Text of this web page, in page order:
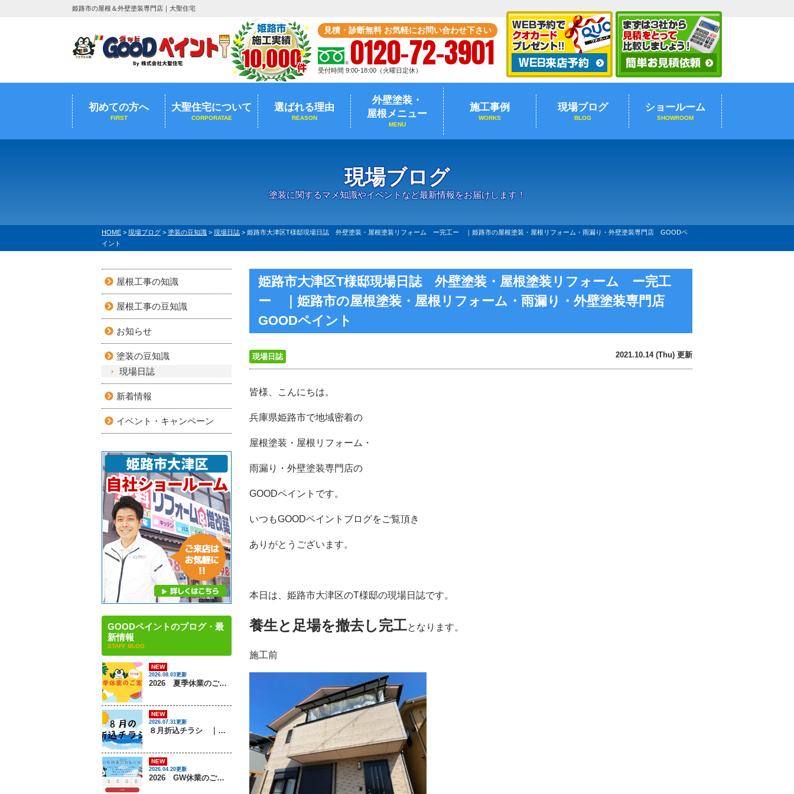
姫路市の屋根＆外壁塗装専門店｜大聖住宅
見積・診断無料 お気軽にお問い合わせ下さい
0120-72-3901
受付時間 9:00-18:00（火曜日定休）
初めての方へ
FIRST
大聖住宅について
CORPORATAE
選ばれる理由
REASON
外壁塗装・
屋根メニュー
MENU
施工事例
WORKS
現場ブログ
BLOG
ショールーム
SHOWROOM
現場ブログ
塗装に関するマメ知識やイベントなど最新情報をお届けします！
HOME > 現場ブログ > 塗装の豆知識 > 現場日誌 > 姫路市大津区T様邸現場日誌 外壁塗装・屋根塗装リフォーム ー完工ー ｜姫路市の屋根塗装・屋根リフォーム・雨漏り・外壁塗装専門店 GOODペ
イント
姫路市大津区T様邸現場日誌 外壁塗装・屋根塗装リフォーム ー完工
ー ｜姫路市の屋根塗装・屋根リフォーム・雨漏り・外壁塗装専門店
GOODペイント
現場日誌 2021.10.14 (Thu) 更新
皆様、こんにちは。
兵庫県姫路市で地域密着の
屋根塗装・屋根リフォーム・
雨漏り・外壁塗装専門店の
GOODペイントです。
いつもGOODペイントブログをご覧頂き
ありがとうございます。
本日は、姫路市大津区のT様邸の現場日誌です。
養生と足場を撤去し完工となります。
施工前
屋根工事の知識
屋根工事の豆知識
お知らせ
塗装の豆知識
現場日誌
新着情報
イベント・キャンペーン
GOODペイントのブログ・最
新情報
STAFF BLOG
NEW
2026.08.03更新
2026 夏季休業のご案内 ｜姫路市・太子町の屋根塗装・屋根リフォーム・雨漏り・外壁塗装専門店 GOODペイント
NEW
2026.07.31更新
８月折込チラシ ｜姫路市・太子町の屋根塗装・屋根リフォーム・雨漏り・外壁塗装専門店 GOODペイント
NEW
2026.04.20更新
2026 GW休業のご案内 ｜姫路市・太子町の屋根塗装・屋根リフォーム・雨漏り・外壁塗装専門店 GOODペイント